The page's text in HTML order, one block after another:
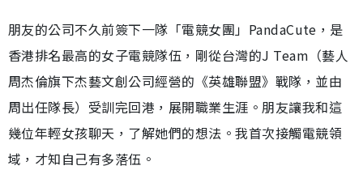
朋友的公司不久前簽下一隊「電競女團」PandaCute，是
香港排名最高的女子電競隊伍，剛從台灣的J Team（藝人
周杰倫旗下杰藝文創公司經營的《英雄聯盟》戰隊，並由
周出任隊長）受訓完回港，展開職業生涯。朋友讓我和這
幾位年輕女孩聊天，了解她們的想法。我首次接觸電競領
域，才知自己有多落伍。